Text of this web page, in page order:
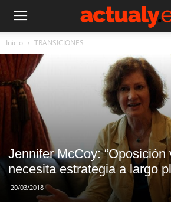
Inicio TRANSICIONES
Jennifer McCoy: “Oposición
necesita estrategia a largo
20/03/2018